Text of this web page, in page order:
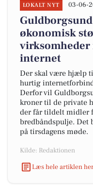
LOKALT NYT 03-06-
økonomisk
virksomheder
internet
Der skal være hjælp
hurtig
Derfor vil
kroner til de private
der får tildelt midler
bredbåndspulje. Det
på tirsdagens møde.
Kilde: Redaktionen
Læs hele artiklen